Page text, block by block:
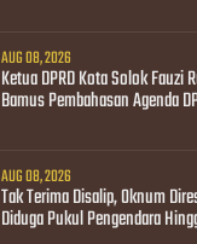
AUG 08, 2026
Ketua DPRD Kota Solok Fauzi
Bamus Pembahasan Agenda
AUG 08, 2026
Tak Terima Disalip, Oknum
Diduga Pukul Pengendara